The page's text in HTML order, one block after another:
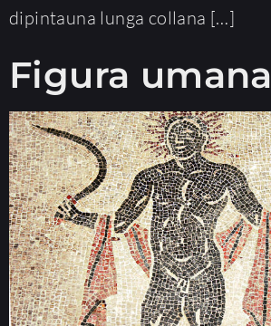
dipintauna lunga collana […]
Figura umana